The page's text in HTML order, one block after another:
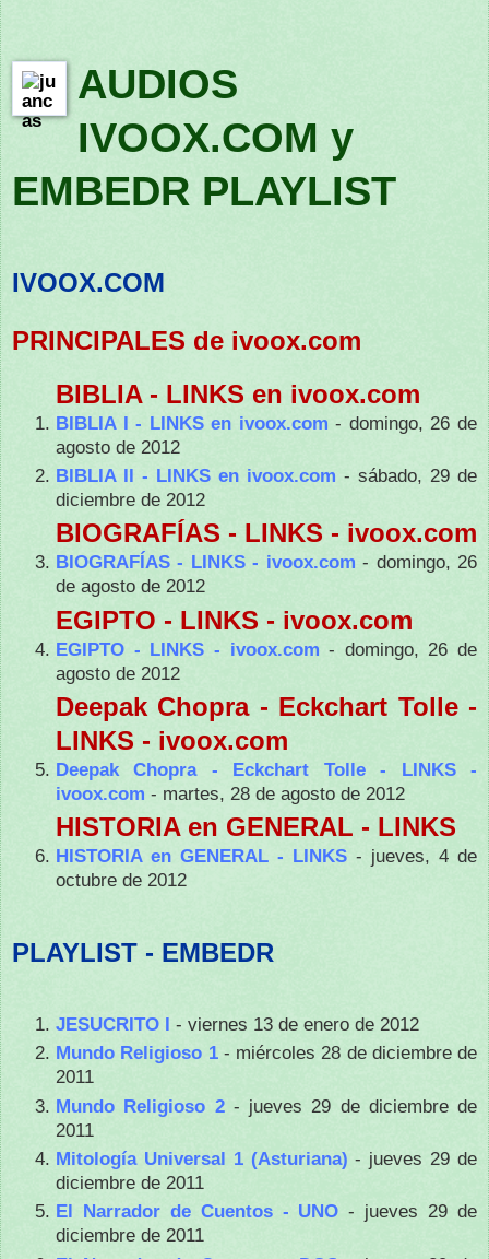
AUDIOS
IVOOX.COM y
EMBEDR PLAYLIST
IVOOX.COM
PRINCIPALES de ivoox.com
BIBLIA - LINKS en ivoox.com
BIBLIA I - LINKS en ivoox.com - domingo, 26 de
agosto de 2012
BIBLIA II - LINKS en ivoox.com - sábado, 29 de
diciembre de 2012
BIOGRAFÍAS - LINKS - ivoox.com
BIOGRAFÍAS - LINKS - ivoox.com - domingo, 26
de agosto de 2012
EGIPTO - LINKS - ivoox.com
EGIPTO - LINKS - ivoox.com - domingo, 26 de
agosto de 2012
Deepak Chopra - Eckchart Tolle -
LINKS - ivoox.com
Deepak Chopra - Eckchart Tolle - LINKS -
ivoox.com - martes, 28 de agosto de 2012
HISTORIA en GENERAL - LINKS
HISTORIA en GENERAL - LINKS - jueves, 4 de
octubre de 2012
PLAYLIST - EMBEDR
JESUCRITO I - viernes 13 de enero de 2012
Mundo Religioso 1- miércoles 28 de diciembre de
2011
Mundo Religioso 2- jueves 29 de diciembre de
2011
Mitología Universal 1 (Asturiana) - jueves 29 de
diciembre de 2011
El Narrador de Cuentos - UNO - jueves 29 de
diciembre de 2011